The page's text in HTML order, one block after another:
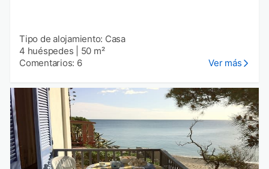
Tipo de alojamiento: Casa
4 huéspedes
50 m²
Comentarios: 6
Ver más